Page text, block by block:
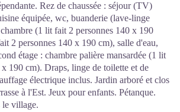
Rez de chaussée : séjour (TV)
équipée, wc, buanderie (lave-linge
(1 lit fait 2 personnes 140 x 190
2 personnes 140 x 190 cm), salle d'eau,
étage : chambre palière mansardée (1 lit
190 cm). Draps, linge de toilette et de
électrique inclus. Jardin arboré et clos
à l'Est. Jeux pour enfants. Pétanque.
le village.